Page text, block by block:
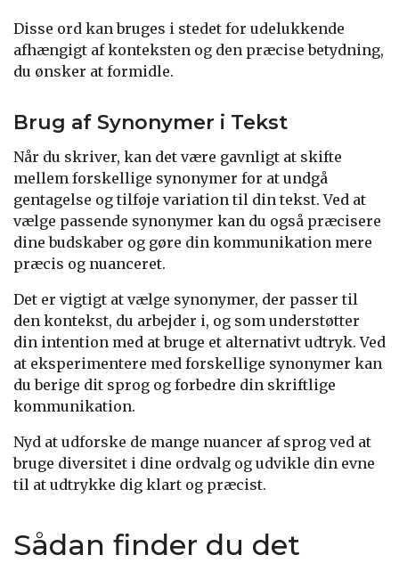
Disse ord kan bruges i stedet for udelukkende
afhængigt af konteksten og den præcise betydning,
du ønsker at formidle.
Brug af Synonymer i Tekst
Når du skriver, kan det være gavnligt at skifte
mellem forskellige synonymer for at undgå
gentagelse og tilføje variation til din tekst. Ved at
vælge passende synonymer kan du også præcisere
dine budskaber og gøre din kommunikation mere
præcis og nuanceret.
Det er vigtigt at vælge synonymer, der passer til
den kontekst, du arbejder i, og som understøtter
din intention med at bruge et alternativt udtryk. Ved
at eksperimentere med forskellige synonymer kan
du berige dit sprog og forbedre din skriftlige
kommunikation.
Nyd at udforske de mange nuancer af sprog ved at
bruge diversitet i dine ordvalg og udvikle din evne
til at udtrykke dig klart og præcist.
Sådan finder du det